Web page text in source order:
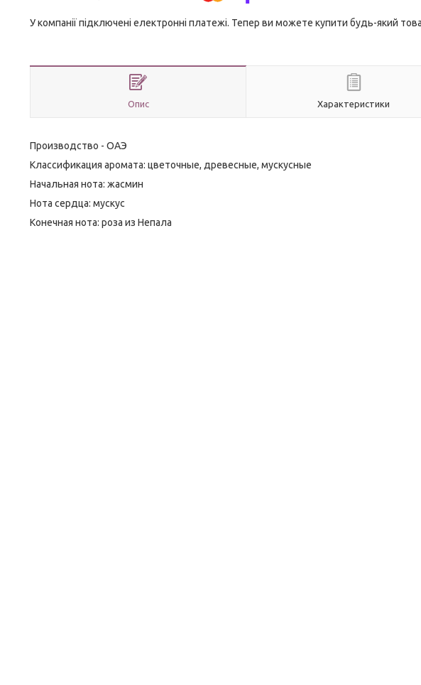
У компанії підключені електронні платежі. Тепер ви можете купити будь-який
Опис Характеристики
Производство - ОАЭ
Классификация аромата: цветочные, древесные, мускусные
Начальная нота: жасмин
Нота сердца: мускус
Конечная нота: роза из Непала